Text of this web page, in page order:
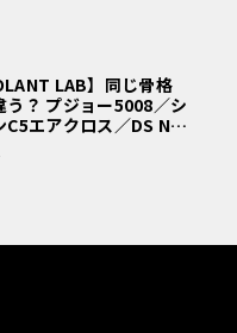
LAB】同じ骨格
う？ プジョー5008／シ
C5エアクロス／DS Nº4
りレポート